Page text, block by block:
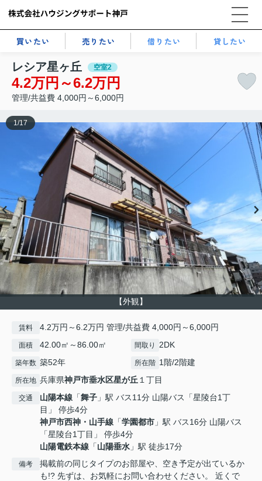
買いたい 売りたい 借りたい 貸したい
レシア星ヶ丘 空室2
4.2万円～6.2万円
管理/共益費 4,000円～6,000円
【外観】
1/17
賃料 4.2万円～6.2万円 管理/共益費 4,000円～6,000円
面積 42.00㎡～86.00㎡ 間取り 2DK
築年数 築52年 所在階 1階/2階建
所在地 兵庫県神戸市垂水区星が丘 １丁目
交通 山陽本線 「舞子 」駅 バス11分 山陽バス「星陵台1丁
目」 停歩4分
神戸市西神・山手線 「学園都市 」駅 バス16分 山陽バス
「星陵台1丁目」 停歩4分
山陽電鉄本線 「山陽垂水 」駅 徒歩17分
備考
掲載前の同じタイプのお部屋や、空き予定が出ているか
も!? 先ずは、お気軽にお問い合わせください。 近くで